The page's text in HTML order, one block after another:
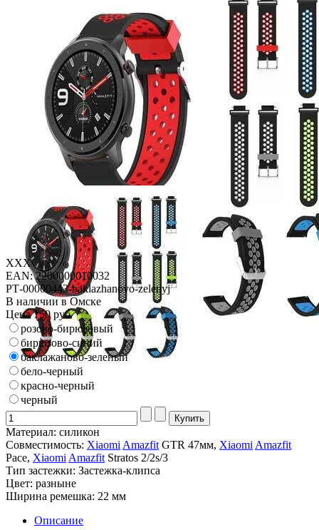
XXX
EAN: 2200000010032
РТ-00000443-baklazhanovo-zelenyj
В наличии в Омске
Цена150 руб
розово-бирюзовый
бирюзово-синий
баклажаново-зеленый
бело-черный
красно-черный
черный
Материал: силикон
Совместимость: Xiaomi Amazfit GTR 47мм, Xiaomi Amazfit
Pace, Xiaomi Amazfit Stratos 2/2s/3
Тип застежки: Застежка-клипса
Цвет: разныне
Ширина ремешка: 22 мм
Описание